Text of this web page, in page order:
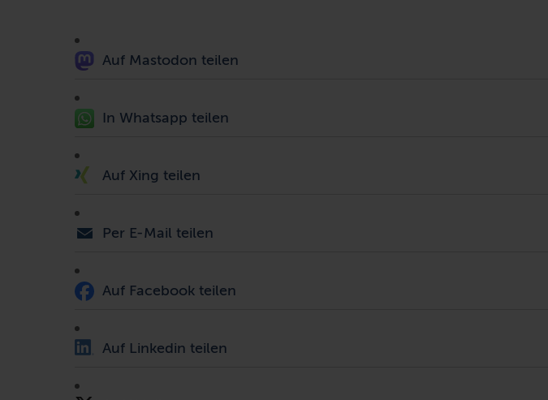
Auf Mastodon teilen
In Whatsapp teilen
Auf Xing teilen
Per E-Mail teilen
Auf Facebook teilen
Auf Linkedin teilen